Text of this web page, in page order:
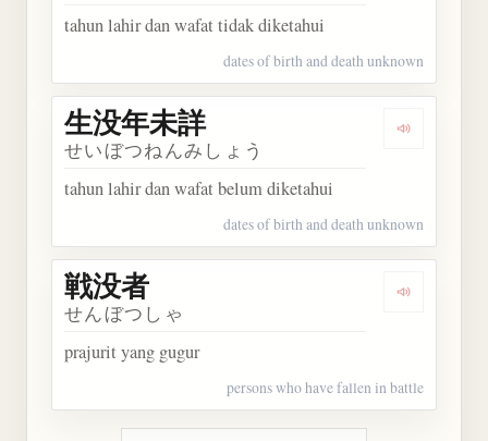
tahun lahir dan wafat tidak diketahui
dates of birth and death unknown
Dengarkan
生没年未詳
せいぼつねんみしょう
tahun lahir dan wafat belum diketahui
dates of birth and death unknown
Dengarkan
戦没者
せんぼつしゃ
prajurit yang gugur
persons who have fallen in battle